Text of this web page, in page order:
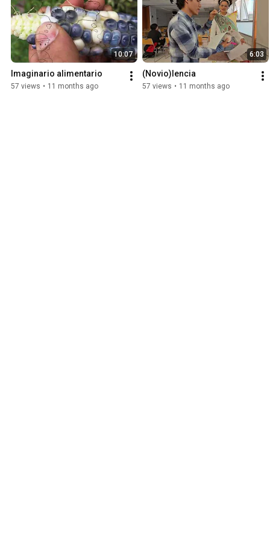
10:07
Imaginario alimentario
57 views • 11 months ago
6:03
(Novio)lencia
57 views • 11 months ago